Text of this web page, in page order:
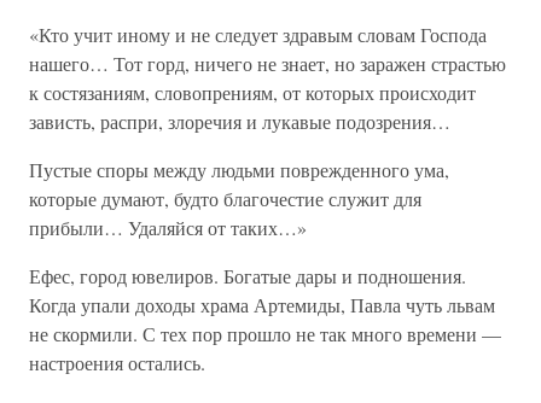
«Кто учит иному и не следует здравым словам Господа
нашего… Тот горд, ничего не знает, но заражен страстью
к состязаниям, словопрениям, от которых происходит
зависть, распри, злоречия и лукавые подозрения…
Пустые споры между людьми поврежденного ума,
которые думают, будто благочестие служит для
прибыли… Удаляйся от таких…»
Ефес, город ювелиров. Богатые дары и подношения.
Когда упали доходы храма Артемиды, Павла чуть львам
не скормили. С тех пор прошло не так много времени —
настроения остались.